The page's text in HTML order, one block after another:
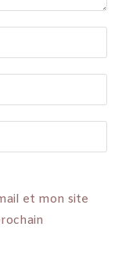
et mon site